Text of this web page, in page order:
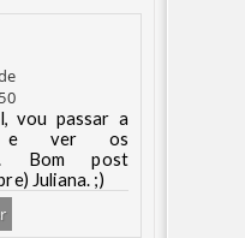
vou passar a
e ver os
Bom post
Juliana. ;)